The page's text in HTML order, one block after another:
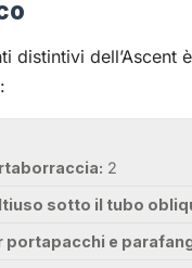
distintivi dell’Ascent
2
sotto il tubo
portapacchi e